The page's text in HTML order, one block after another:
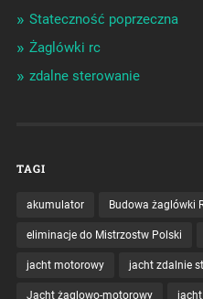
Stateczność poprzeczna
Żaglówki rc
zdalne sterowanie
TAGI
akumulator Budowa żaglówki
eliminacje do Mistrzostw Polski
jacht motorowy jacht zdalnie
Jacht żaglowo-motorowy